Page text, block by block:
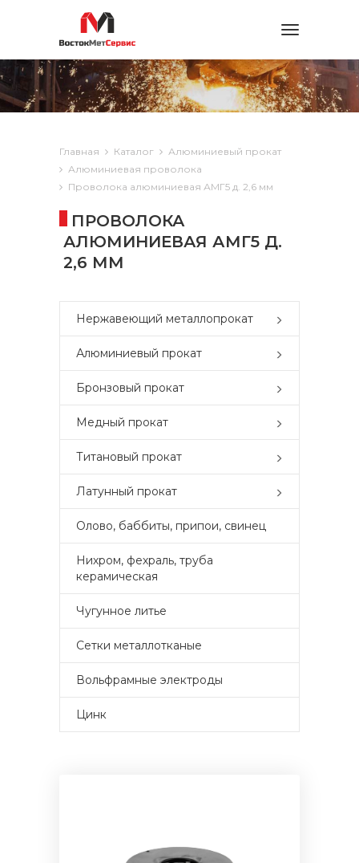
Toggle
Главная Каталог
Алюминиевый прокат
Алюминиевая проволока
Проволока алюминиевая АМГ5 д. 2,6 мм
ПРОВОЛОКА
АЛЮМИНИЕВАЯ АМГ5 Д.
2,6 ММ
Нержавеющий металлопрокат
Алюминиевый прокат
Бронзовый прокат
Медный прокат
Титановый прокат
Латунный прокат
Олово, баббиты, припои, свинец
Нихром, фехраль, труба
керамическая
Чугунное литье
Сетки металлотканые
Вольфрамные электроды
Цинк